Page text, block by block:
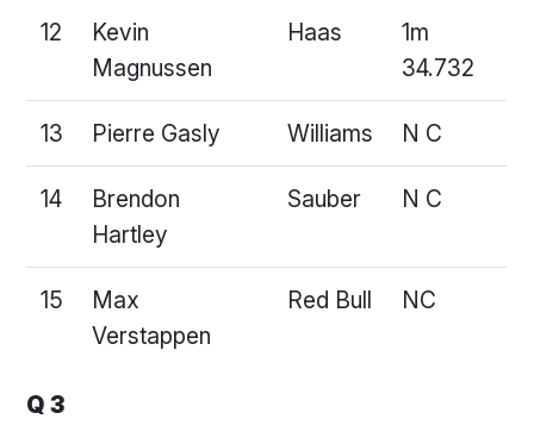
12
Kevin
Magnussen
Haas
1m
34.732
13 Pierre Gasly Williams N C
14
Brendon
Hartley
Sauber N C
15
Max
Verstappen
Red Bull NC
Q 3